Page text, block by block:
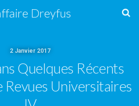
Dreyfus
2 Janvier 2017
Quelques Récents
Revues Universitaires